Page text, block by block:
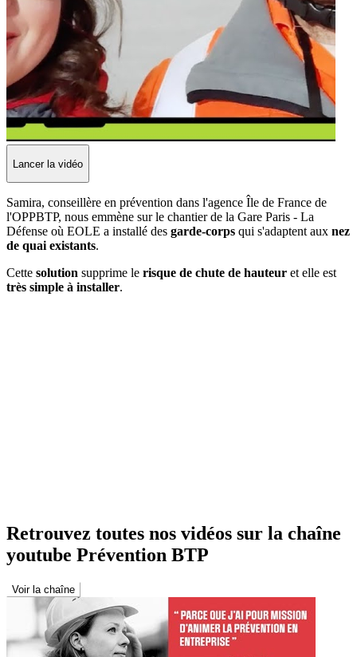
Lancer la vidéo
Samira, conseillère en prévention dans l'agence Île de France de
l'OPPBTP, nous emmène sur le chantier de la Gare Paris - La
Défense où EOLE a installé des garde-corps qui s'adaptent aux nez
de quai existants.
Cette solution supprime le risque de chute de hauteur et elle est
très simple à installer.
Retrouvez toutes nos vidéos sur la chaîne
youtube Prévention BTP
Voir la chaîne